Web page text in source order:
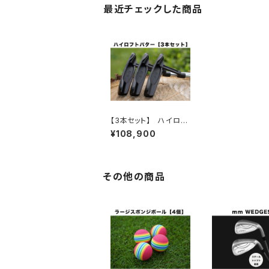
最近チェックした商品
【3本セット】 ハイロフ
トパター（ロフト角5度・
7度・9度）
¥108,900
その他の商品